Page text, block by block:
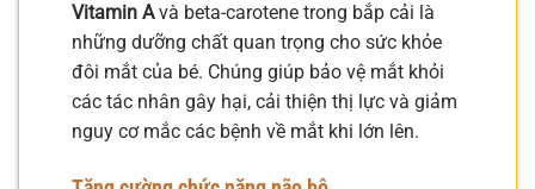
Vitamin Avà beta-carotene trong bắp cải là
những dưỡng chất quan trọng cho sức khỏe
đôi mắt của bé. Chúng giúp bảo vệ mắt khỏi
các tác nhân gây hại, cải thiện thị lực và giảm
nguy cơ mắc các bệnh về mắt khi lớn lên.